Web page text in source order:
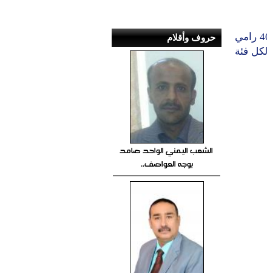
ويأتى تكريم الأبطال من الفئتين بعد نجاحهم في اقتناص الأرقام من بين 40 رامي
فئة
حروف وأقلام
الشعب اليمني الواحد صامد
بوجه العواصف..